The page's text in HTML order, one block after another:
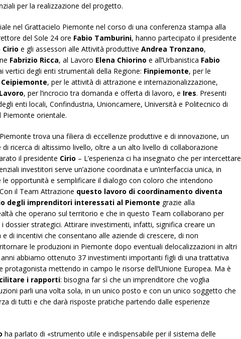
per la realizzazione del progetto.
nel Grattacielo Piemonte nel corso di una conferenza stampa alla
del Sole 24 ore Fabio Tamburini, hanno partecipato il presidente
e gli assessori alle Attività produttive Andrea Tronzano,
Fabrizio Ricca, al Lavoro Elena Chiorino e all’Urbanistica Fabio
vertici degli enti strumentali della Regione: Finpiemonte, per le
Ceipiemonte, per le attività di attrazione e internazionalizzazione,
, per l’incrocio tra domanda e offerta di lavoro, e Ires. Presenti
enti locali, Confindustria, Unioncamere, Università e Politecnico di
Piemonte orientale.
trova una filiera di eccellenze produttive e di innovazione, un
ricerca di altissimo livello, oltre a un alto livello di collaborazione
il presidente Cirio – L’esperienza ci ha insegnato che per intercettare
investitori serve un’azione coordinata e un’interfaccia unica, in
le opportunità e semplificare il dialogo con coloro che intendono
il Team Attrazione questo lavoro di coordinamento diventa
degli imprenditori interessati al Piemonte grazie alla
che operano sul territorio e che in questo Team collaborano per
dossier strategici. Attirare investimenti, infatti, significa creare un
di incentivi che consentano alle aziende di crescere, di non
le produzioni in Piemonte dopo eventuali delocalizzazioni in altri
anni abbiamo ottenuto 37 investimenti importanti figli di una trattativa
protagonista mettendo in campo le risorse dell’Unione Europea. Ma è
i rapporti: bisogna far sì che un imprenditore che voglia
parli una volta sola, in un unico posto e con un unico soggetto che
di tutti e che darà risposte pratiche partendo dalle esperienze
ha parlato di «strumento utile e indispensabile per il sistema delle